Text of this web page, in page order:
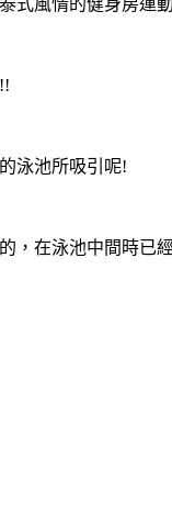
泳池所吸引呢!
，在泳池中間時已